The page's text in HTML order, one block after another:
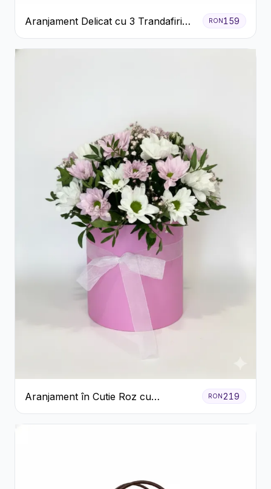
Aranjament Delicat cu 3 Trandafiri
Roz în Cutie Albă
RON 159
Aranjament în Cutie Roz cu
Crizanteme Albe și Lila
RON 219